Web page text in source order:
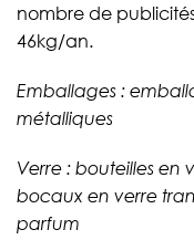
nombre de
46kg/an.
Emballages :
métalliques
Verre : bouteilles en
bocaux en verre
parfum